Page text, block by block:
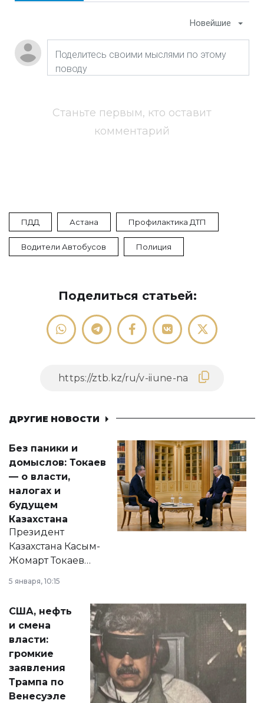
Новейшие
Станьте первым, кто оставит
комментарий
ПДД Астана Профилактика ДТП
Водители Автобусов Полиция
Поделиться статьей:
ДРУГИЕ НОВОСТИ
Без паники и
домыслов: Токаев
— о власти,
налогах и
будущем
Казахстана
Президент
Казахстана Касым-
Жомарт Токаев
сразу несколько
актуальных тем —
от слухов о
политических
реформах до
вопросов армии,
экономики и
личного здоровья.
5 января, 10:15
США, нефть
и смена
власти:
громкие
заявления
Трампа по
Венесуэле